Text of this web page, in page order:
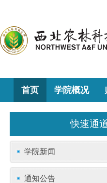
首页 学院概况
快速通
学院新闻
通知公告